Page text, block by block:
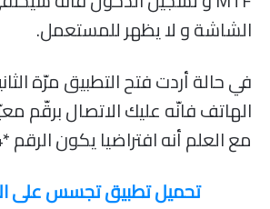
الشاشة و لا يظهر للمستعمل.
في حالة أردت فتح التطبيق مرّة
الهاتف فانّه عليك الاتصال برقّم
مع العلم أنه افتراضيا يكون الرقم *1234#.
تحميل تطبيق تجسس على